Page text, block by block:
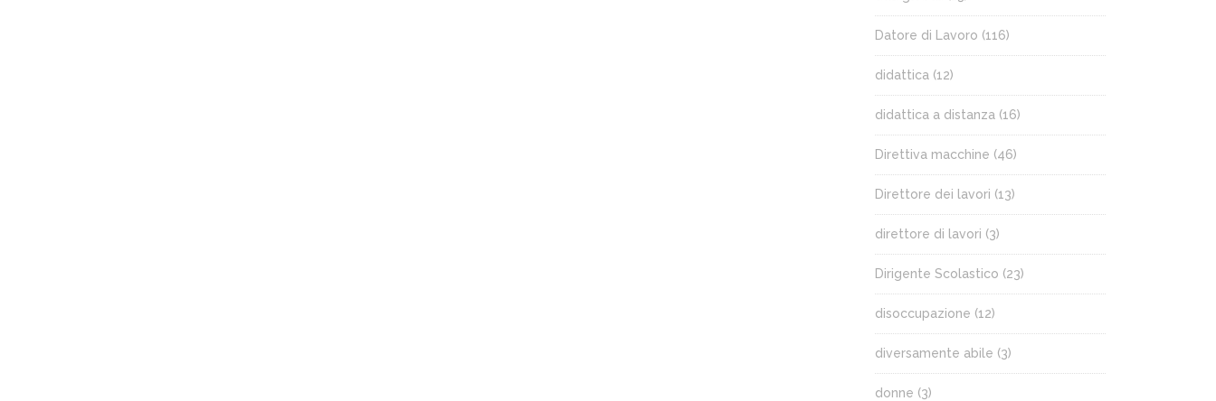
Datore di Lavoro (116)
didattica (12)
didattica a distanza (16)
Direttiva macchine (46)
Direttore dei lavori (13)
direttore di lavori (3)
Dirigente Scolastico (23)
disoccupazione (12)
diversamente abile (3)
donne (3)